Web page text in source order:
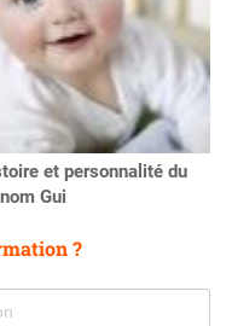
et personnalité du
Gui
?